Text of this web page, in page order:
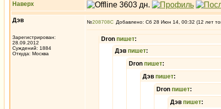
Наверх
Дэв
Зарегистрирован:
28.09.2012
Суждений: 1884
Откуда: Москва
№208708 Добавлено: Сб 28 Июн 14, 00:32 (12 лет
Dron пишет:
Дэв пишет:
Dron пишет:
Дэв пишет:
Dron пишет:
Дэв пишет: